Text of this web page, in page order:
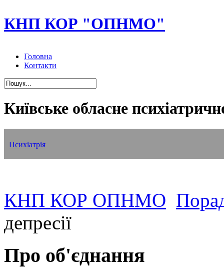
КНП КОР "ОПНМО"
Головна
Контакти
Київське обласне
Психіатрія
Наркологія
Нейрохірургія
Реабілітація
Геронтологічне відділення
КНП КОР ОПНМО
депресії
Про об'єднання